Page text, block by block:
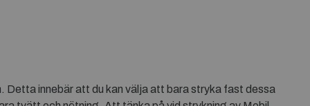
Detta innebär att du kan välja att bara stryka fast dessa